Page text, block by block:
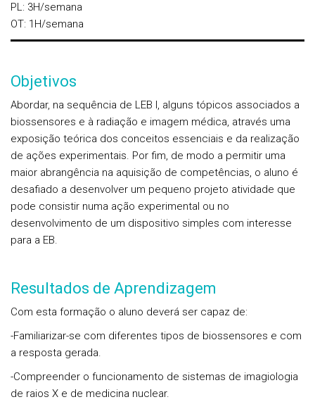
PL: 3H/semana
OT: 1H/semana
Objetivos
Abordar, na sequência de LEB I, alguns tópicos associados a
biossensores e à radiação e imagem médica, através uma
exposição teórica dos conceitos essenciais e da realização
de ações experimentais. Por fim, de modo a permitir uma
maior abrangência na aquisição de competências, o aluno é
desafiado a desenvolver um pequeno projeto atividade que
pode consistir numa ação experimental ou no
desenvolvimento de um dispositivo simples com interesse
para a EB.
Resultados de Aprendizagem
Com esta formação o aluno deverá ser capaz de:
-Familiarizar-se com diferentes tipos de biossensores e com
a resposta gerada.
-Compreender o funcionamento de sistemas de imagiologia
de raios X e de medicina nuclear.